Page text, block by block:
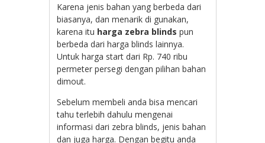
Karena jenis bahan yang berbeda dari
biasanya, dan menarik di gunakan,
karena itu harga zebra blinds pun
berbeda dari harga blinds lainnya.
Untuk harga start dari Rp. 740 ribu
permeter persegi dengan pilihan bahan
dimout.
Sebelum membeli anda bisa mencari
tahu terlebih dahulu mengenai
informasi dari zebra blinds, jenis bahan
dan juga harga. Dengan begitu anda